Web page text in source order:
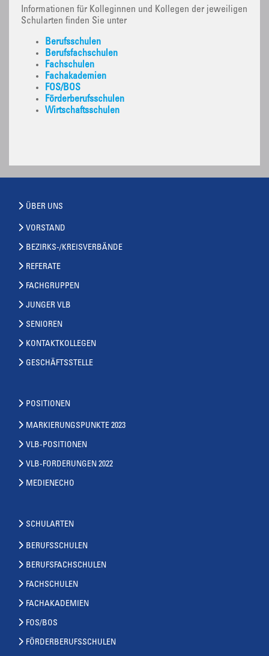
Informationen für Kolleginnen und Kollegen der jeweiligen
Schularten finden Sie unter
Berufsschulen
Berufsfachschulen
Fachschulen
Fachakademien
FOS/BOS
Förderberufsschulen
Wirtschaftsschulen
ÜBER UNS
VORSTAND
BEZIRKS-/KREISVERBÄNDE
REFERATE
FACHGRUPPEN
JUNGER VLB
SENIOREN
KONTAKTKOLLEGEN
GESCHÄFTSSTELLE
POSITIONEN
MARKIERUNGSPUNKTE 2023
VLB-POSITIONEN
VLB-FORDERUNGEN 2022
MEDIENECHO
SCHULARTEN
BERUFSSCHULEN
BERUFSFACHSCHULEN
FACHSCHULEN
FACHAKADEMIEN
FOS/BOS
FÖRDERBERUFSSCHULEN